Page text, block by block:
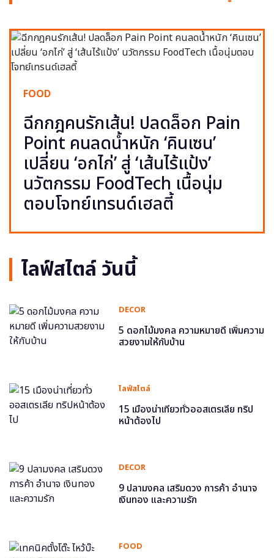
FOOD
ฉีกกฎคนรักเส้น! ปลดล็อก Pain
Point คนลดน้ำหนัก ‘คินเซน’
เปลี่ยน ‘อกไก่’ สู่ ‘เส้นไร้แป้ง’
นวัตกรรม FoodTech เนื้อนุ่ม
ตอบโจทย์เทรนด์เฮลตี้
ไลฟ์สไตล์ วันนี้
DECOR
5 ดอกไม้มงคล ความหมายดี เพิ่มความ
สวยงามให้กับบ้าน
ไลฟ์สไตล์
15 เมืองน่าเที่ยวทั่วออสเตรเลีย ทริป
หน้าต้องไป
DECOR
9 ปลามงคล เสริมดวง การค้า อำนาจ
เงินทอง และความรัก
FOOD